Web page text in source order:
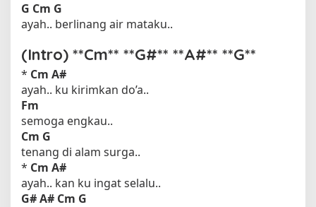
G Cm G
ayah.. berlinang air mataku..
(Intro) **Cm** **G#** **A#** **G**
* Cm A#
ayah.. ku kirimkan do’a..
Fm
semoga engkau..
Cm G
tenang di alam surga..
* Cm A#
ayah.. kan ku ingat selalu..
G#A# Cm G